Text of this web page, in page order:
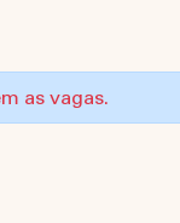
as vagas.